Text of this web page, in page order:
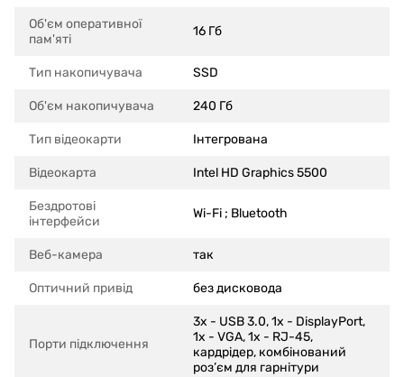
Об'єм оперативної
пам'яті
16 Гб
Тип накопичувача SSD
Об'єм накопичувача 240 Гб
Тип відеокарти Інтегрована
Відеокарта Intel HD Graphics 5500
Бездротові
інтерфейси
Wi-Fi ; Bluetooth
Веб-камера так
Оптичний привід без дисковода
Порти підключення
3x - USB 3.0, 1x - DisplayPort,
1x - VGA, 1х - RJ-45,
кардрідер, комбінований
роз’єм для гарнітури